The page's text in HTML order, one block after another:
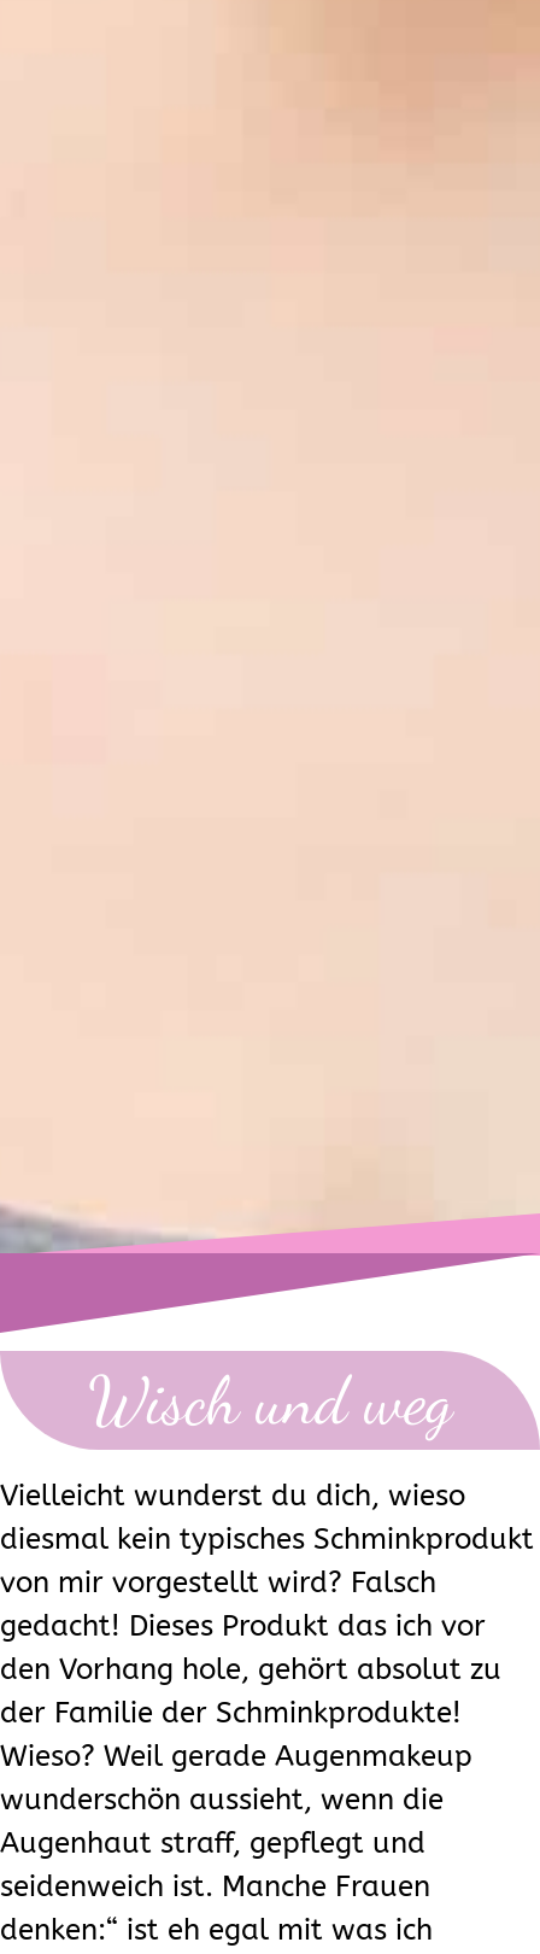
Wisch und weg
Vielleicht wunderst du dich, wieso
diesmal kein typisches Schminkprodukt
von mir vorgestellt wird? Falsch
gedacht! Dieses Produkt das ich vor
den Vorhang hole, gehört absolut zu
der Familie der Schminkprodukte!
Wieso? Weil gerade Augenmakeup
wunderschön aussieht, wenn die
Augenhaut straff, gepflegt und
seidenweich ist. Manche Frauen
denken:“ ist eh egal mit was ich